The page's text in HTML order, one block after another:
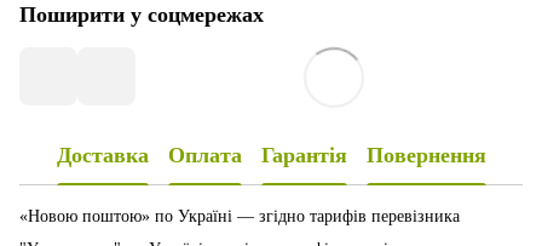
Поширити у соцмережах
Доставка Оплата Гарантія Повернення
«Новою поштою» по Україні — згідно тарифів перевізника